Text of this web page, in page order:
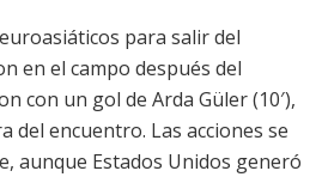
para salir del
en el campo después del
con un gol de Arda Güler (10′),
del encuentro. Las acciones se
aunque Estados Unidos generó